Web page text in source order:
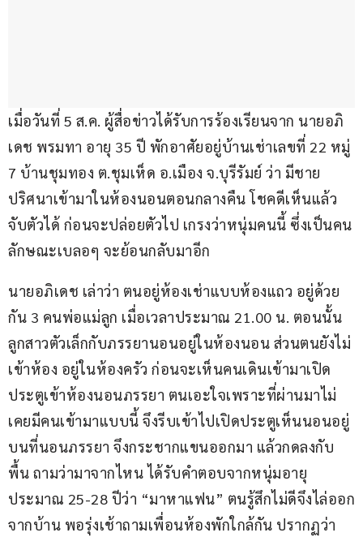
เมื่อวันที่ 5 ส.ค. ผู้สื่อข่าวได้รับการร้องเรียนจาก นายอภิ
เดช พรมทา อายุ 35 ปี พักอาศัยอยู่บ้านเช่าเลขที่ 22 หมู่
7 บ้านชุมทอง ต.ชุมเห็ด อ.เมือง จ.บุรีรัมย์ ว่า มีชาย
ปริศนาเข้ามาในห้องนอนตอนกลางคืน โชคดีเห็นแล้ว
จับตัวได้ ก่อนจะปล่อยตัวไป เกรงว่าหนุ่มคนนี้ ซึ่งเป็นคน
ลักษณะเบลอๆ จะย้อนกลับมาอีก
นายอภิเดช เล่าว่า ตนอยู่ห้องเช่าแบบห้องแถว อยู่ด้วย
กัน 3 คนพ่อแม่ลูก เมื่อเวลาประมาณ 21.00 น. ตอนนั้น
ลูกสาวตัวเล็กกับภรรยานอนอยู่ในห้องนอน ส่วนตนยังไม่
เข้าห้อง อยู่ในห้องครัว ก่อนจะเห็นคนเดินเข้ามาเปิด
ประตูเข้าห้องนอนภรรยา ตนเอะใจเพราะที่ผ่านมาไม่
เคยมีคนเข้ามาแบบนี้ จึงรีบเข้าไปเปิดประตูเห็นนอนอยู่
บนที่นอนภรรยา จึงกระชากแขนออกมา แล้วกดลงกับ
พื้น ถามว่ามาจากไหน ได้รับคำตอบจากหนุ่มอายุ
ประมาณ 25-28 ปีว่า “มาหาแฟน” ตนรู้สึกไม่ดีจึงไล่ออก
จากบ้าน พอรุ่งเช้าถามเพื่อนห้องพักใกล้กัน ปรากฏว่า